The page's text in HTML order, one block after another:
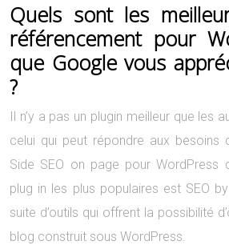
Quels sont les
référencement pour
que Google vous
?
Il n’y a pas un plugin meilleur que les
celui qui peut répondre aux besoins
Side SEO on page pour WordPress
plug in les plus populaires est SEO by
suite d’outils qui offrent la possibilité
blog construit sous WordPress.